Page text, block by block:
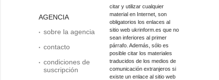
AGENCIA
sobre la agencia
contacto
condiciones de
suscripción
citar y utilizar cualquier
material en Internet, son
obligatorios los enlaces al
sitio web ukrinform.es que no
sean inferiores al primer
párrafo. Además, sólo es
posible citar los materiales
traducidos de los medios de
comunicación extranjeros si
existe un enlace al sitio web